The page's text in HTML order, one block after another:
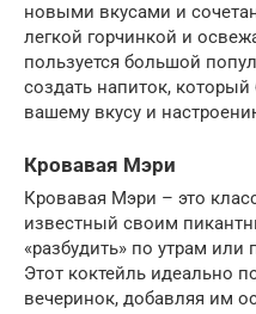
новыми вкусами и
легкой горчинкой и
пользуется большой
создать напиток, который
вашему вкусу и
Кровавая Мэри
Кровавая Мэри – это
известный своим
«разбудить» по утрам или
Этот коктейль идеально
вечеринок, добавляя им